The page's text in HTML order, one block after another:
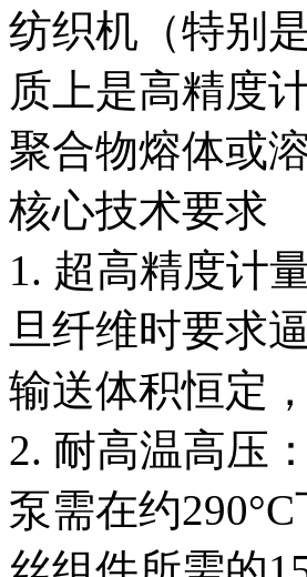
纺织机（特别
质上是高精度
聚合物熔体或
核心技术要求
1. 超高精度计
旦纤维时要求
输送体积恒定
2. 耐高温高压
泵需在约